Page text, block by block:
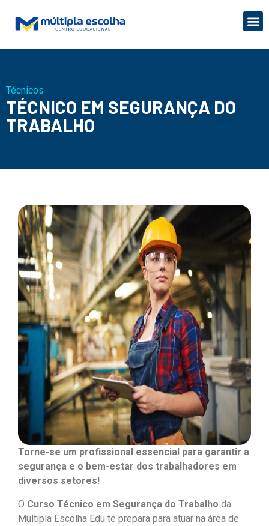
Técnicos
TÉCNICO EM SEGURANÇA DO
TRABALHO
Torne-se um profissional essencial para garantir a
segurança e o bem-estar dos trabalhadores em
diversos setores!
O Curso Técnico em Segurança do Trabalho da
Múltipla Escolha Edu te prepara para atuar na área de